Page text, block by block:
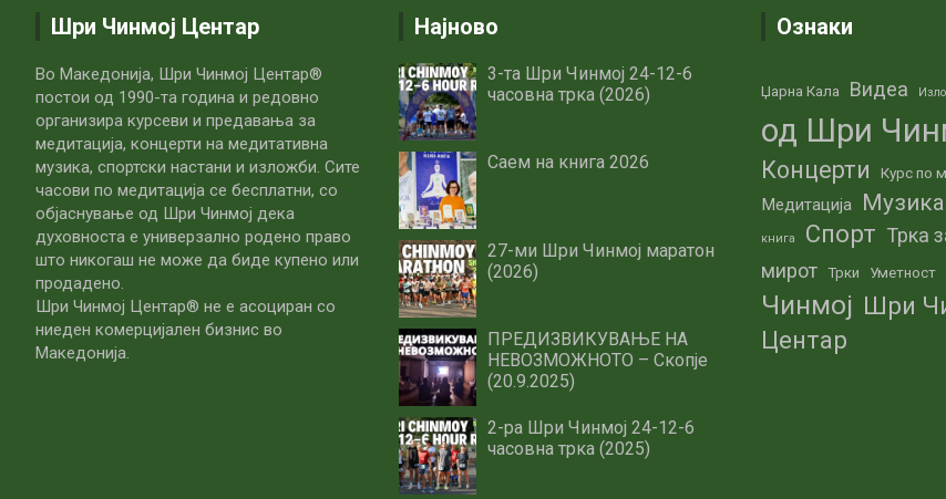
Шри Чинмој Центар
Во Македонија, Шри Чинмој Центар®
постои од 1990-та година и редовно
организира курсеви и предавања за
медитација, концерти на медитативна
музика, спортски настани и изложби. Сите
часови по медитацијa се бесплатни, со
објаснување од Шри Чинмој дека
духовноста е универзално родено право
што никогаш не може да биде купено или
продадено.
Шри Чинмој Центар® не е асоциран со
ниеден комерцијален бизнис во
Македонија.
Најново
3-та Шри Чинмој 24-12-6
часовна трка (2026)
Саем на книга 2026
27-ми Шри Чинмој маратон
(2026)
ПРЕДИЗВИКУВАЊЕ НА
НЕВОЗМОЖНОТО – Скопје
(20.9.2025)
2-ра Шри Чинмој 24-12-6
часовна трка (2025)
Ознаки
Џарна Кала Видеа
од Шри
Концерти Курс по
Медитација Музика
книга Спорт Трка
мирот Трки Уметност
Чинмој Шри
Центар